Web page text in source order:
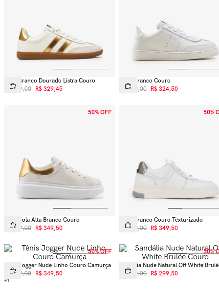
Tênis Branco Dourado Listra Couro
R$ 599,00 R$ 329,45
Tênis Branco Couro
R$ 649,00 R$ 324,50
50% OFF
Tênis Sola Alta Branco Couro
R$ 699,00 R$ 349,50
50%
Tênis Branco Couro Texturizado
R$ 699,00 R$ 349,50
50% OFF
Tênis Jogger Nude Linho Couro Camurça
R$ 699,00 R$ 349,50
+1
50%
Sandália Nude Natural Off White
Couro
R$ 599,00 R$ 299,50